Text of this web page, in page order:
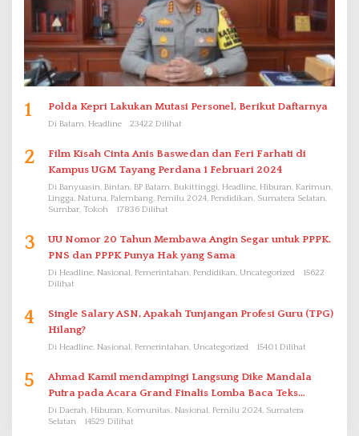
1 Polda Kepri Lakukan Mutasi Personel, Berikut Daftarnya
Di Batam, Headline 23422 Dilihat
2
Film Kisah Cinta Anis Baswedan dan Feri Farhati di
Kampus UGM Tayang Perdana 1 Februari 2024
Di Banyuasin, Bintan, BP Batam, Bukittinggi, Headline, Hiburan, Karimun,
Lingga, Natuna, Palembang, Pemilu 2024, Pendidikan, Sumatera Selatan,
Sumbar, Tokoh
17836 Dilihat
3
UU Nomor 20 Tahun Membawa Angin Segar untuk PPPK.
PNS dan PPPK Punya Hak yang Sama
Di Headline, Nasional, Pemerintahan, Pendidikan, Uncategorized
15622
Dilihat
4
Single Salary ASN, Apakah Tunjangan Profesi Guru (TPG)
Hilang?
Di Headline, Nasional, Pemerintahan, Uncategorized 15401 Dilihat
5
Ahmad Kamil mendampingi Langsung Dike Mandala
Putra pada Acara Grand Finalis Lomba Baca Teks
Proklamasi Mirip Bung Karno di Bali
Di Daerah, Hiburan, Komunitas, Nasional, Pemilu 2024, Sumatera
Selatan
14529 Dilihat